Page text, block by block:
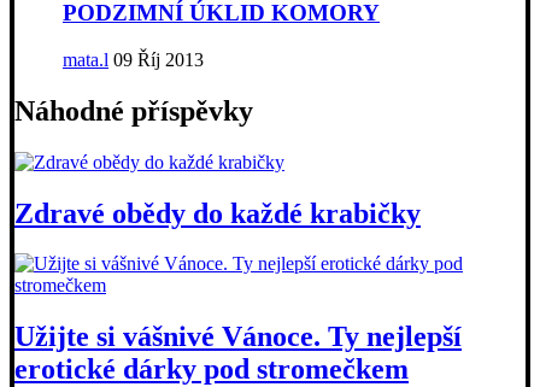
PODZIMNÍ ÚKLID KOMORY
mata.l 09 Říj 2013
Náhodné příspěvky
Zdravé obědy do každé krabičky
Užijte si vášnivé Vánoce. Ty nejlepší
erotické dárky pod stromečkem